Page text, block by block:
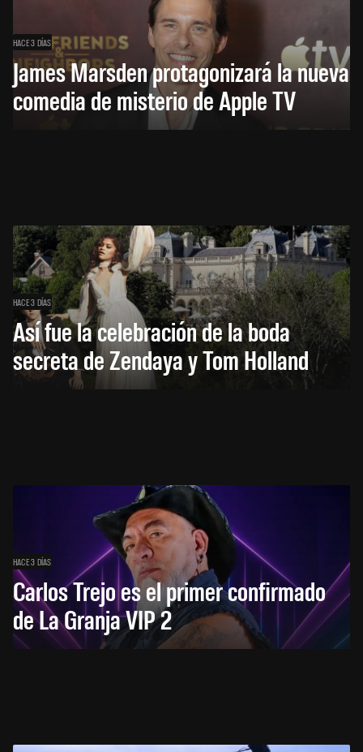
HACE 3 DÍAS
James Marsden protagonizará la nueva
comedia de misterio de Apple TV
HACE 3 DÍAS
Así fue la celebración de la boda
secreta de Zendaya y Tom Holland
HACE 3 DÍAS
Carlos Trejo es el primer confirmado
de La Granja VIP 2